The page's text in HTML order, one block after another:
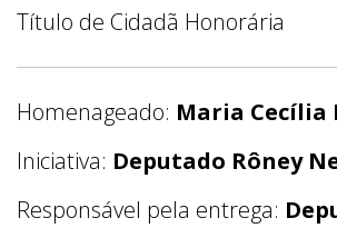
Título de Cidadã Honorária
Homenageado: Maria Cecília
Iniciativa: Deputado Rôney
Responsável pela entrega: